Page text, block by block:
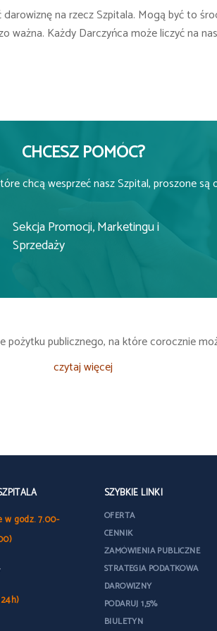
na rzecz Szpitala. Mogą być to
ważna. Każdy Darczyńca może liczyć na
CHCESZ POMÓC?
chcą wesprzeć nasz Szpital, proszone są
Sekcja Promocji, Marketingu i
Sprzedaży
pożytku publicznego, na które corocznie
czytaj więcej
w godz. 7.00-
SZYBKIE LINKI
OFERTA
CENNIK
ZAMÓWIENIA PUBLICZNE
STRATEGIA PODATKOWA
DAROWIZNY
PODARUJ 1,5%
BIULETYN